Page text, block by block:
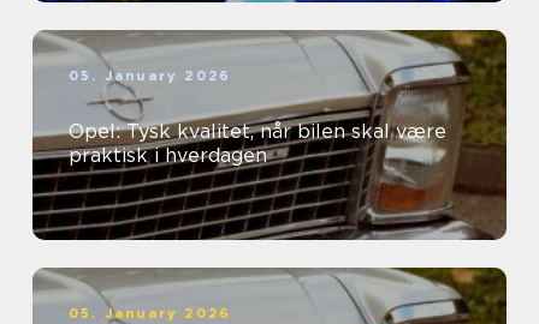
05. January 2026
Opel: Tysk kvalitet, når bilen skal være
praktisk i hverdagen
05. January 2026